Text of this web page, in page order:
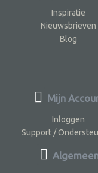
Inspiratie
Nieuwsbrieven
Blog
Mijn
Inloggen
Support /